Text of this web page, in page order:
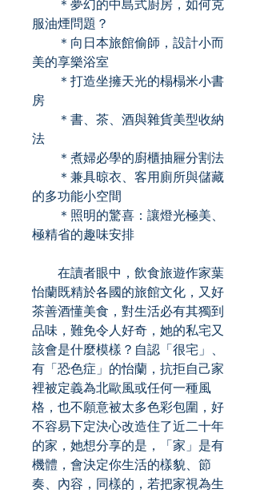
＊夢幻的中島式廚房，如何克
服油煙問題？
＊向日本旅館偷師，設計小而
美的享樂浴室
＊打造坐擁天光的榻榻米小書
房
＊書、茶、酒與雜貨美型收納
法
＊煮婦必學的廚櫃抽屜分割法
＊兼具晾衣、客用廁所與儲藏
的多功能小空間
＊照明的驚喜：讓燈光極美、
極精省的趣味安排
在讀者眼中，飲食旅遊作家葉
怡蘭既精於各國的旅館文化，又好
茶善酒懂美食，對生活必有其獨到
品味，難免令人好奇，她的私宅又
該會是什麼模樣？自認「很宅」、
有「恐色症」的怡蘭，抗拒自己家
裡被定義為北歐風或任何一種風
格，也不願意被太多色彩包圍，好
不容易下定決心改造住了近二十年
的家，她想分享的是，「家」是有
機體，會決定你生活的樣貌、節
奏、內容，同樣的，若把家視為生